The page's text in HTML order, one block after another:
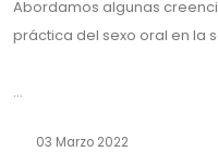
Abordamos algunas
práctica del sexo oral en la
...
03 Marzo 2022